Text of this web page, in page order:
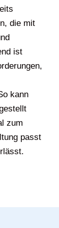
die mit
ist
kann
zum
passt